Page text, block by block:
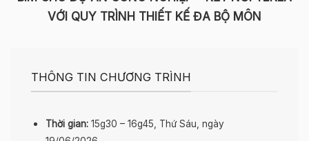
VỚI QUY TRÌNH THIẾT KẾ ĐA BỘ MÔN
THÔNG TIN CHƯƠNG TRÌNH
Thời gian:15g30 – 16g45, Thứ Sáu, ngày